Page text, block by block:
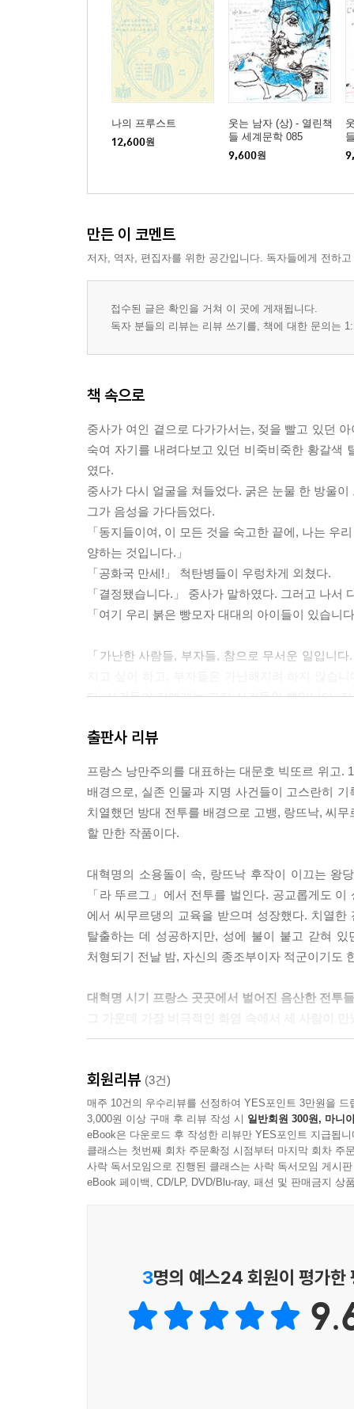
나의 프루스트
12,600원
웃는 남자 (상) - 열린책
들 세계문학 085
9,600원
만든 이 코멘트
저자, 역자, 편집자를 위한 공간입니다. 독자들에게 전하
접수된 글은 확인을 거쳐 이 곳에 게재됩니다.
독자 분들의 리뷰는 리뷰 쓰기를, 책에 대한 문의는
책 속으로
중사가 여인 곁으로 다가가서는, 젖을 빨고 있던
숙여 자기를 내려다보고 있던 비죽비죽한 황갈색
였다.
중사가 다시 얼굴을 쳐들었다. 굵은 눈물 한 방울
그가 음성을 가다듬었다.
「동지들이여, 이 모든 것을 숙고한 끝에, 나는 우
양하는 것입니다.」
「공화국 만세!」 척탄병들이 우렁차게 외쳤다.
「결정됐습니다.」 중사가 말하였다. 그러고 나
「여기 우리 붉은 빵모자 대대의 아이들이 있습니
「가난한 사람들, 부자들, 참으로 무서운 일입니
다. 사건들이 저에게는 그저 사건들일 뿐입니다.
하는지 제가 그 이유를 설명하기에는 역부족입니
매다는 것을 내가 직접 목격하였소.」 쌍방에 모두
그가 다시 말을 멈추었다가 덧붙였다.
「이해하시겠지만, 저는 아무것도 정확히 모릅니
안 별들만 바라보고 있습니다.」---pp.133~134
93년은 유럽이 프랑스를 상대로 벌인 전쟁이고,
대로 거둔, 그리고 빠리가 프랑스를 상대로 거둔
세기의 나머지 전체보다도 위대하다.
유럽이 프랑스를 공격하고 프랑스가 빠리를 공격
93년은 강렬한 해이다. 한껏 노하여 팽창한 뇌우
러운, 날개 달린 특정 생물체들은 큰 바람에 적응
속에 있는 야만을, 한마디로 모든 유형의 폭군 속
는 손으로 감행한다네. 수술이 희생시키는 건강한
양 중 피의 손실을 수반하지 않는 것 있는가? 꺼
과 의사는 푸주한과 유사하다네. 그리하여 치료
혁명이 팔이나 다리를 자르지만 목숨을 구한다네.
주친 사람들, 더러운 일들, 제시되었던 조건들,
다. 여자가 쾌락의 도구이기 때문이다. 끔찍한 방
출판사 리뷰
프랑스 낭만주의를 대표하는 대문호 빅또르 위고.
배경으로, 실존 인물과 지명 사건들이 고스란히
치열했던 방대 전투를 배경으로 고뱅, 랑뜨낙, 씨
할 만한 작품이다.
대혁명의 소용돌이 속, 랑뜨낙 후작이 이끄는 왕
「라 뚜르그」에서 전투를 벌인다. 공교롭게도
에서 씨무르댕의 교육을 받으며 성장했다. 치열
탈출하는 데 성공하지만, 성에 불이 붙고 갇혀
처형되기 전날 밤, 자신의 종조부이자 적군이기
대혁명 시기 프랑스 곳곳에서 벌어진 음산한 전투
공화파에 의해 움직이며, 프랑스 지역 곳곳에서
만났다. 고뱅, 랑뜨낙, 씨무르댕.
스승과 제자, 종조부와 종손, 공화파와 왕당파라
사상과 인간성의 전투를 다시 시작한다.
고뱅 도대체 인간을 변질시키는 것이 혁명의 목적
혁명을, 또한 혁명의 주인공들을 바라본 빅또르
* 흥분과 잔인함 속에서 『93년』은 동시에 장엄
회원리뷰 (3건)
매주 10건의 우수리뷰를 선정하여 YES포인트 3만원을 드
3,000원 이상 구매 후 리뷰 작성 시 일반회원 300원, 마니
eBook은 다운로드 후 작성한 리뷰만 YES포인트 지급됩니
클래스는 첫번째 회차 주문확정 시점부터 마지막 회차 주
사락 독서모임으로 진행된 클래스는 사락 독서모임 게시
eBook 페이백, CD/LP, DVD/Blu-ray, 패션 및 판매금지 상
3명의 예스24 회원이 평가한